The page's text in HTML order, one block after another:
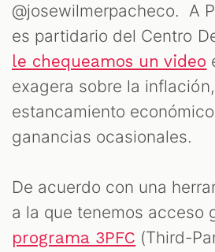
@josewilmerpacheco. A
es partidario del Centro
le chequeamos un video
exagera sobre la
estancamiento
ganancias ocasionales.
De acuerdo con una
a la que tenemos acceso
programa 3PFC (Third-